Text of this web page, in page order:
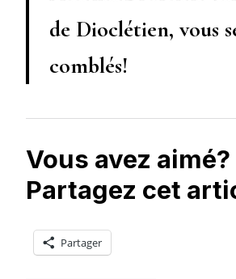
de Dioclétien, vous
comblés!
Vous avez aimé?
Partagez cet
Partager